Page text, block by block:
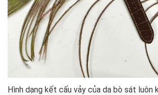
Hình dạng kết cấu vảy của da bò sát luôn